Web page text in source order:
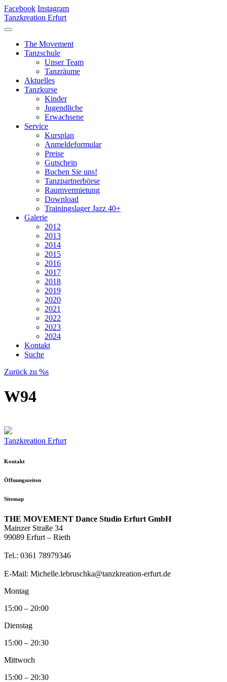
Facebook Instagram
Tanzkreation Erfurt
The Movement
Tanzschule
Unser Team
Tanzräume
Aktuelles
Tanzkurse
Kinder
Jugendliche
Erwachsene
Service
Kursplan
Anmeldeformular
Preise
Gutschein
Buchen Sie uns!
Tanzpartnerbörse
Raumvermietung
Download
Trainingslager Jazz 40+
Galerie
2012
2013
2014
2015
2016
2017
2018
2019
2020
2021
2022
2023
2024
Kontakt
Suche
Zurück zu %s
W94
Tanzkreation Erfurt
Kontakt
Öffnungszeiten
Sitemap
THE MOVEMENT Dance Studio Erfurt GmbH
Mainzer Straße 34
99089 Erfurt – Rieth
Tel.: 0361 78979346
E-Mail: Michelle.lebruschka@tanzkreation-erfurt.de
Montag
15:00 – 20:00
Dienstag
15:00 – 20:30
Mittwoch
15:00 – 20:30